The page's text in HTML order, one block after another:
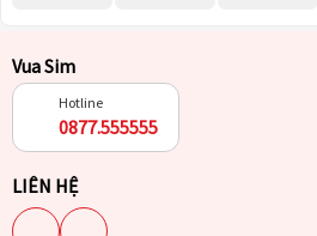
Vua Sim
Hotline
0877.555555
LIÊN HỆ